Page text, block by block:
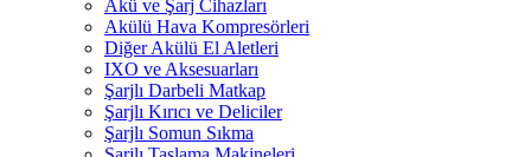
Akü ve Şarj Cihazları
Akülü Hava Kompresörleri
Diğer Akülü El Aletleri
IXO ve Aksesuarları
Şarjlı Darbeli Matkap
Şarjlı Kırıcı ve Deliciler
Şarjlı Somun Sıkma